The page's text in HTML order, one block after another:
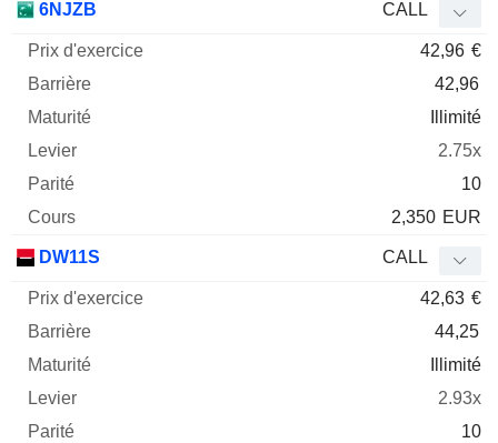
6NJZB CALL
42,96 €
42,96
Illimité
2.75x
10
2,350 EUR
DW11S CALL
42,63 €
44,25
Illimité
2.93x
10